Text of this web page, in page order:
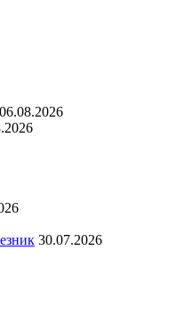
06.08.2026
30.07.2026